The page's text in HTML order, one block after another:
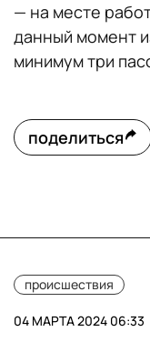
— на месте
данный момент
минимум три
поделиться
происшествия
04 МАРТА 2024 06:33